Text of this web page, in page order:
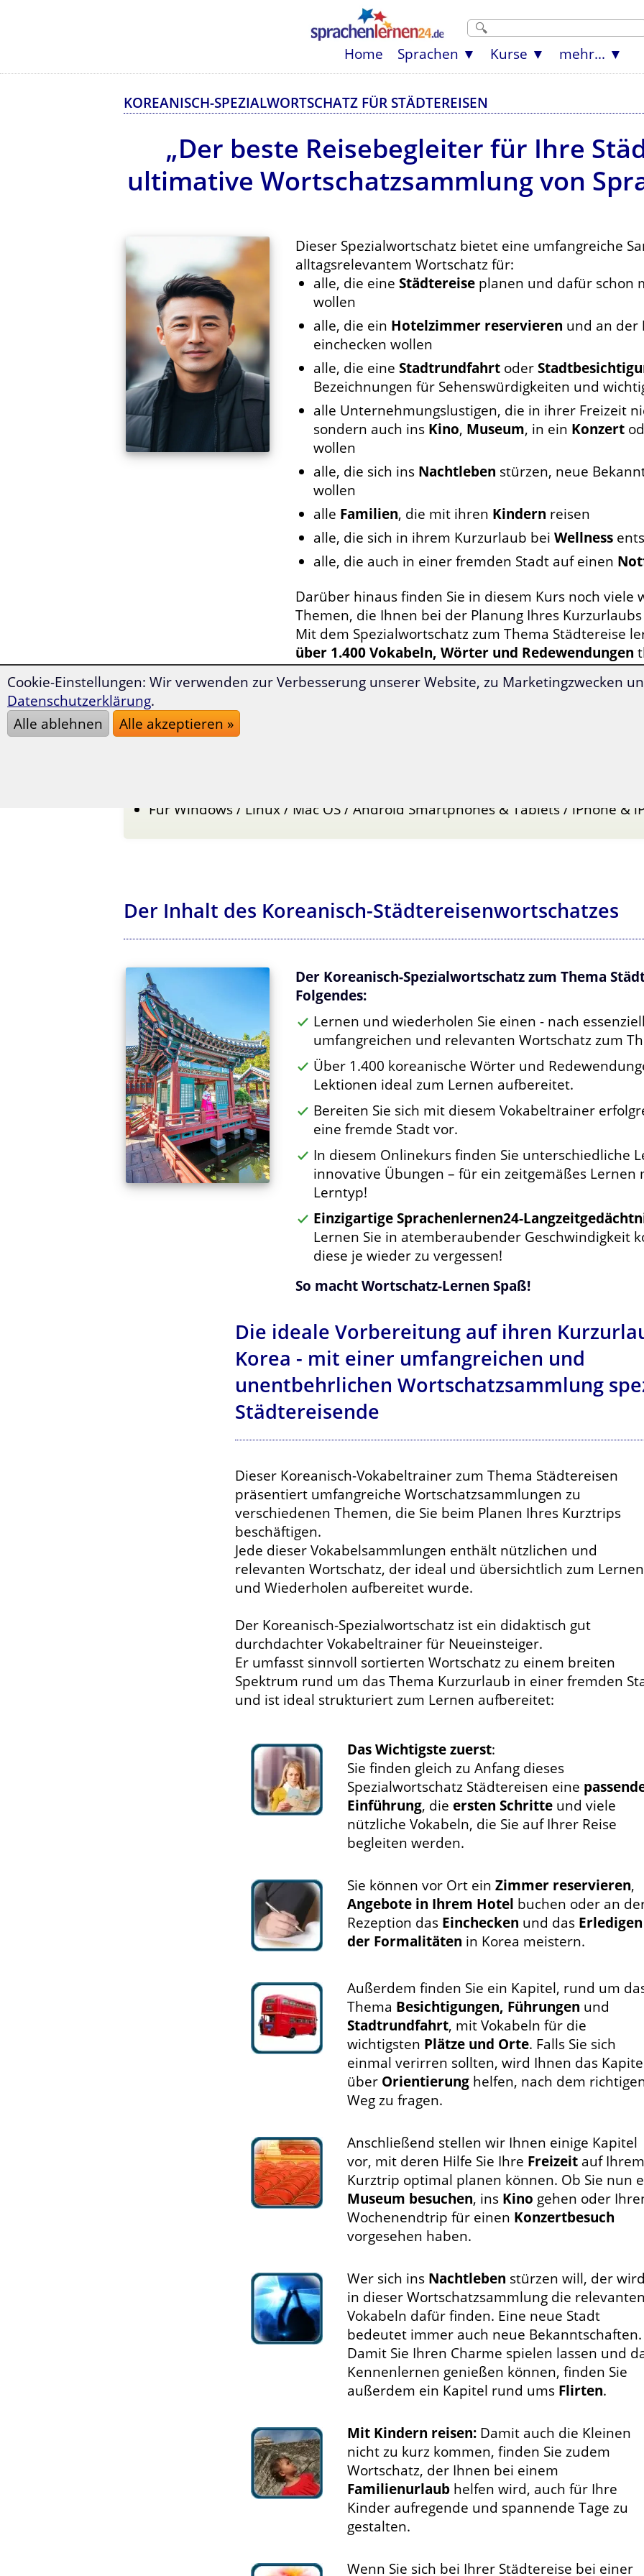
Home Sprachen Kurse mehr...
KOREANISCH-SPEZIALWORTSCHATZ FÜR STÄDTEREISEN
„Der beste Reisebegleiter für Ihre
ultimative Wortschatzsammlung von
Dieser Spezialwortschatz bietet eine umfangreiche
alltagsrelevantem Wortschatz für:
alle, die eine Städtereise planen und dafür schon
wollen
alle, die ein Hotelzimmer reservieren und an der
einchecken wollen
alle, die eine Stadtrundfahrt oder
Bezeichnungen für Sehenswürdigkeiten und
alle Unternehmungslustigen, die in ihrer Freizeit
sondern auch ins Kino, Museum, in ein Konzert
wollen
alle, die sich ins Nachtleben stürzen, neue
wollen
alle Familien, die mit ihren Kindern reisen
alle, die sich in ihrem Kurzurlaub bei Wellness
alle, die auch in einer fremden Stadt auf einen
Darüber hinaus finden Sie in diesem Kurs noch viele
Themen, die Ihnen bei der Planung Ihres
Mit dem Spezialwortschatz zum Thema Städtereise
über 1.400 Vokabeln, Wörter und Redewendungen
perfekt zum Lernen aufbereitet.
Weit über 1.400 nützliche, alltagsrelevante Vokabeln und Redewendungen
Sinnvoll strukturiert und nach 35 Themenbereichen sortiert
Für Windows / Linux / Mac OS / Android Smartphones & Tablets / iPhone &
Der Inhalt des Koreanisch-Städtereisenwortschatzes
Der Koreanisch-Spezialwortschatz zum Thema
Folgendes:
Lernen und wiederholen Sie einen - nach
umfangreichen und relevanten Wortschatz zum
Über 1.400 koreanische Wörter und
Lektionen ideal zum Lernen aufbereitet.
Bereiten Sie sich mit diesem Vokabeltrainer
eine fremde Stadt vor.
In diesem Onlinekurs finden Sie unterschiedliche
innovative Übungen – für ein zeitgemäßes Lernen
Lerntyp!
Einzigartige Sprachenlernen24-
Lernen Sie in atemberaubender Geschwindigkeit
diese je wieder zu vergessen!
So macht Wortschatz-Lernen Spaß!
Die ideale Vorbereitung auf ihren
Korea - mit einer umfangreichen und
unentbehrlichen Wortschatzsammlung
Städtereisende
Dieser Koreanisch-Vokabeltrainer zum Thema Städtereisen
präsentiert umfangreiche Wortschatzsammlungen zu
verschiedenen Themen, die Sie beim Planen Ihres Kurztrips
beschäftigen.
Jede dieser Vokabelsammlungen enthält nützlichen und
relevanten Wortschatz, der ideal und übersichtlich zum Lernen
und Wiederholen aufbereitet wurde.
Der Koreanisch-Spezialwortschatz ist ein didaktisch gut
durchdachter Vokabeltrainer für Neueinsteiger.
Er umfasst sinnvoll sortierten Wortschatz zu einem breiten
Spektrum rund um das Thema Kurzurlaub in einer fremden
und ist ideal strukturiert zum Lernen aufbereitet:
Das Wichtigste zuerst:
Sie finden gleich zu Anfang dieses
Spezialwortschatz Städtereisen eine
Einführung, die ersten Schritte und viele
nützliche Vokabeln, die Sie auf Ihrer Reise
begleiten werden.
Sie können vor Ort ein Zimmer reservieren,
Angebote in Ihrem Hotel buchen oder an
Rezeption das Einchecken und das Erledigen
der Formalitäten in Korea meistern.
Außerdem finden Sie ein Kapitel, rund um
Thema Besichtigungen, Führungen und
Stadtrundfahrt, mit Vokabeln für die
wichtigsten Plätze und Orte. Falls Sie sich
einmal verirren sollten, wird Ihnen das
über Orientierung helfen, nach dem
Weg zu fragen.
Anschließend stellen wir Ihnen einige Kapitel
vor, mit deren Hilfe Sie Ihre Freizeit auf Ihrem
Kurztrip optimal planen können. Ob Sie nun
Museum besuchen, ins Kino gehen oder
Wochenendtrip für einen Konzertbesuch
vorgesehen haben.
Wer sich ins Nachtleben stürzen will, der wird
in dieser Wortschatzsammlung die relevanten
Vokabeln dafür finden. Eine neue Stadt
bedeutet immer auch neue Bekanntschaften.
Damit Sie Ihren Charme spielen lassen und
Kennenlernen genießen können, finden Sie
außerdem ein Kapitel rund ums Flirten.
Mit Kindern reisen: Damit auch die Kleinen
nicht zu kurz kommen, finden Sie zudem
Wortschatz, der Ihnen bei einem
Familienurlaub helfen wird, auch für Ihre
Kinder aufregende und spannende Tage zu
gestalten.
Wenn Sie sich bei Ihrer Städtereise bei einer
Cookie-Einstellungen: Wir verwenden zur Verbesserung unserer Website, zu Marketingzwecken
Datenschutzerklärung.
Alle ablehnen
Alle akzeptieren »